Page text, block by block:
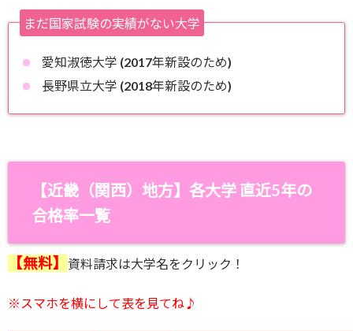
まだ国家試験の実績がない大学
愛知淑徳大学 (2017年新設のため)
長野県立大学 (2018年新設のため)
【近畿（関西）地方】 各大学 直近5年の
合格率一覧
【無料】 資料請求は大学名をクリック！
※スマホを横にして表を見てね♪